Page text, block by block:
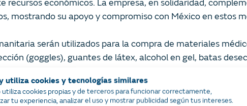
utiliza cookies y tecnologías similares
utiliza cookies propias y de terceros para funcionar correctamente,
tu experiencia, analizar el uso y mostrar publicidad según tus intereses.
económicos. La empresa, en solidaridad,
mostrando su apoyo y compromiso con México en estos
serán utilizados para la compra de materiales
(goggles), guantes de látex, alcohol en gel, batas
partículas infecciosas para traslado de